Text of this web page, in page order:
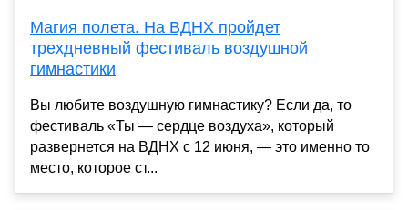
Магия полета. На ВДНХ пройдет
трехдневный фестиваль воздушной
гимнастики
Вы любите воздушную гимнастику? Если да, то
фестиваль «Ты — сердце воздуха», который
развернется на ВДНХ с 12 июня, — это именно то
место, которое ст...